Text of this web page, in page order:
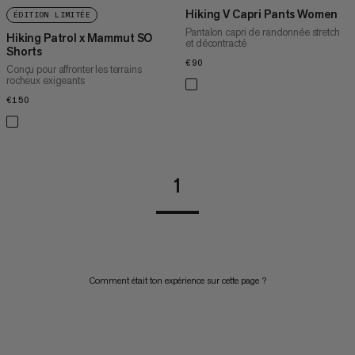
ÉDITION LIMITÉE
Hiking Patrol x Mammut SO
Shorts
Conçu pour affronter les terrains
rocheux exigeants
€150
Hiking V Capri Pants Women
Pantalon capri de randonnée stretch
et décontracté
€90
1
Comment était ton expérience sur cette page ?